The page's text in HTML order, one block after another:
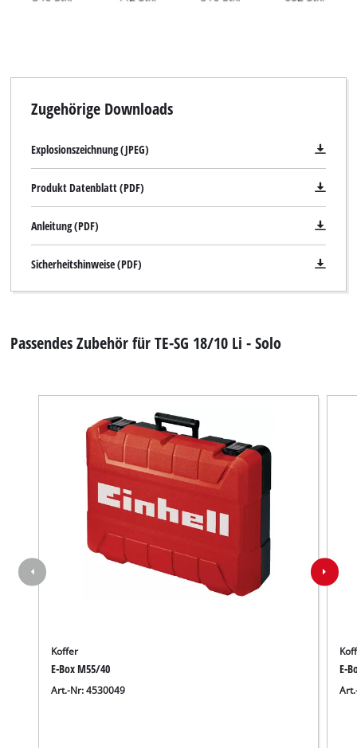
Zugehörige Downloads
Explosionszeichnung (JPEG)
Produkt Datenblatt (PDF)
Anleitung (PDF)
Sicherheitshinweise (PDF)
Passendes Zubehör für TE-SG 18/10 Li - Solo
Koffer
E-Box M55/40
Art.-Nr: 4530049
E-